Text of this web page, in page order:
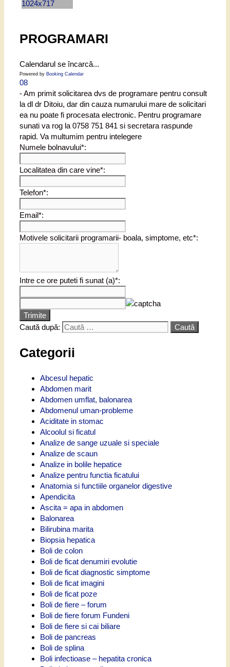
PROGRAMARI
Calendarul se încarcă...
Powered by Booking Calendar
08
- Am primit solicitarea dvs de programare pentru consult
la dl dr Ditoiu, dar din cauza numarului mare de solicitari
ea nu poate fi procesata electronic. Pentru programare
sunati va rog la 0758 751 841 si secretara raspunde
rapid. Va multumim pentru intelegere
Numele bolnavului*:
Localitatea din care vine*:
Telefon*:
Email*:
Motivele solicitarii programarii- boala, simptome, etc*:
Intre ce ore puteti fi sunat (a)*:
Trimite
Caută după:
Categorii
Abcesul hepatic
Abdomen marit
Abdomen umflat, balonarea
Abdomenul uman-probleme
Aciditate in stomac
Alcoolul si ficatul
Analize de sange uzuale si speciale
Analize de scaun
Analize in bolile hepatice
Analize pentru functia ficatului
Anatomia si functiile organelor digestive
Apendicita
Ascita = apa in abdomen
Balonarea
Bilirubina marita
Biopsia hepatica
Boli de colon
Boli de ficat denumiri evolutie
Boli de ficat diagnostic simptome
Boli de ficat imagini
Boli de ficat poze
Boli de fiere – forum
Boli de fiere forum Fundeni
Boli de fiere si cai biliare
Boli de pancreas
Boli de splina
Boli infectioase – hepatita cronica